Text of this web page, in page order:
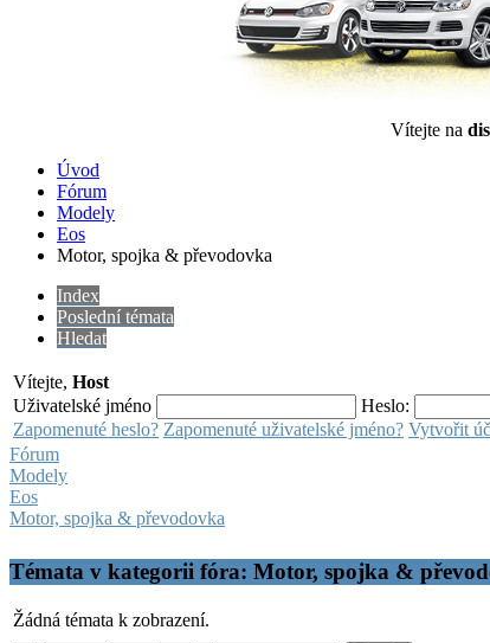
Vítejte na
Úvod
Fórum
Modely
Eos
Motor, spojka & převodovka
Index
Poslední témata
Hledat
Vítejte, Host
Uživatelské jméno
Heslo:
Zapomenuté heslo? Zapomenuté uživatelské jméno? Vytvořit
Fórum
Modely
Eos
Motor, spojka & převodovka
Témata v kategorii fóra: Motor, spojka &
Žádná témata k zobrazení.